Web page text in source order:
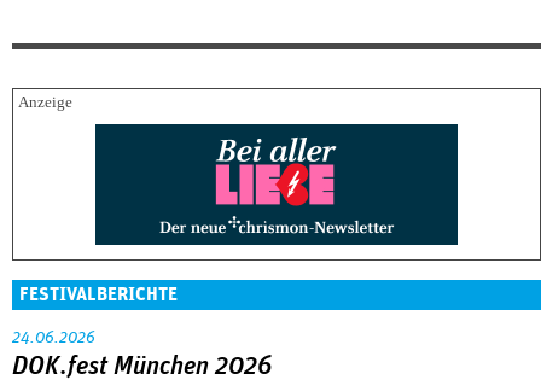
FESTIVALBERICHTE
24.06.2026
DOK.fest München 2026